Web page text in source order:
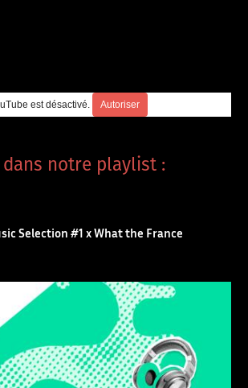
est désactivé. Autoriser
notre playlist :
Selection #1 x What the France